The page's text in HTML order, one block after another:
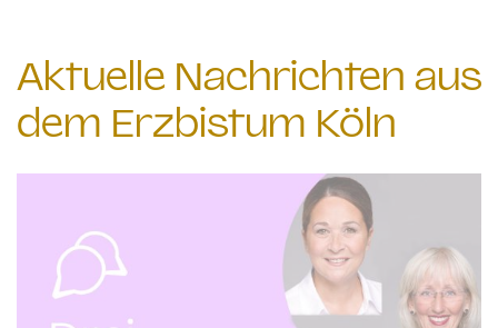
Aktuelle Nachrichten aus
dem Erzbistum Köln